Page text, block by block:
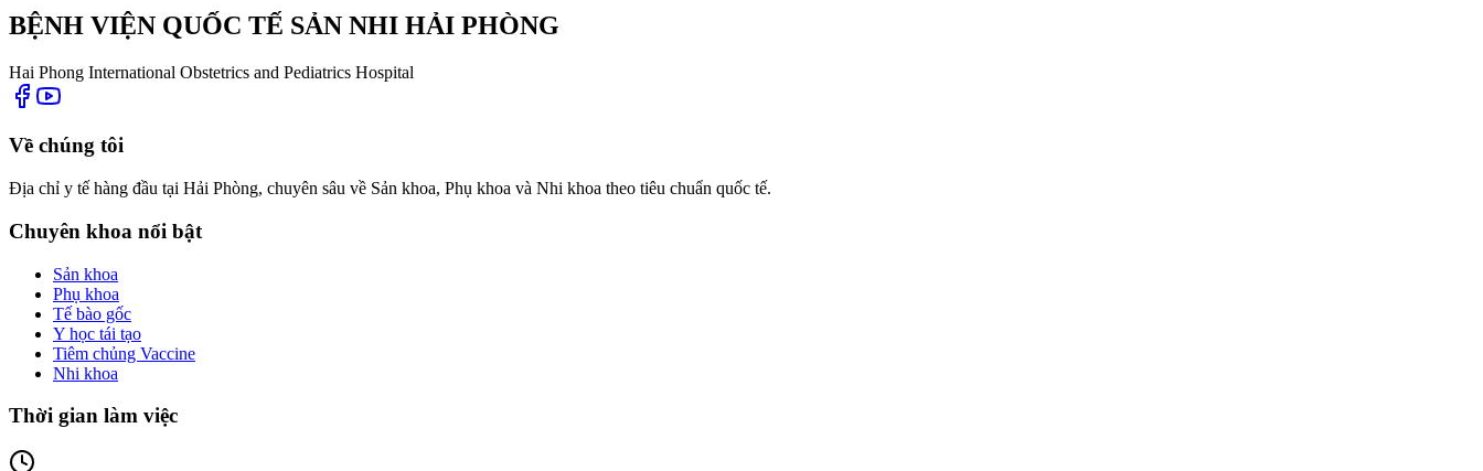
BỆNH VIỆN QUỐC TẾ SẢN NHI HẢI PHÒNG
Hai Phong International Obstetrics and Pediatrics Hospital
Về chúng tôi
Địa chỉ y tế hàng đầu tại Hải Phòng, chuyên sâu về Sản khoa, Phụ khoa và Nhi khoa theo tiêu chuẩn quốc tế.
Chuyên khoa nổi bật
Sản khoa
Phụ khoa
Tế bào gốc
Y học tái tạo
Tiêm chủng Vaccine
Nhi khoa
Thời gian làm việc